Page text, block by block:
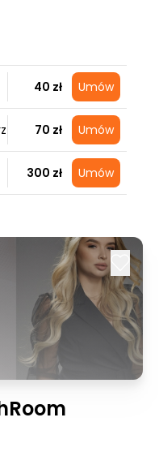
40 zł Umów
70 zł Umów
300 zł Umów